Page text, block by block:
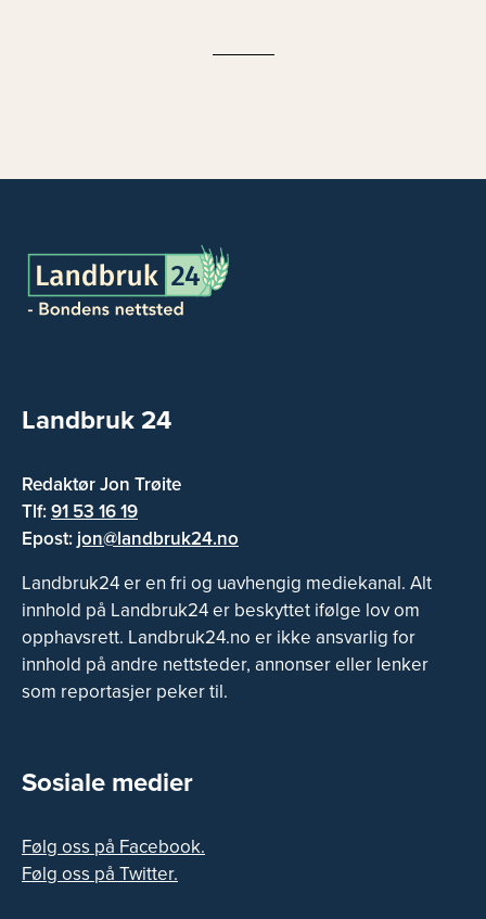
Landbruk 24
Redaktør Jon Trøite
Tlf:91 53 16 19
Epost: jon@landbruk24.no
Landbruk24 er en fri og uavhengig mediekanal. Alt
innhold på Landbruk24 er beskyttet ifølge lov om
opphavsrett. Landbruk24.no er ikke ansvarlig for
innhold på andre nettsteder, annonser eller lenker
som reportasjer peker til.
Sosiale medier
Følg oss på Facebook.
Følg oss på Twitter.